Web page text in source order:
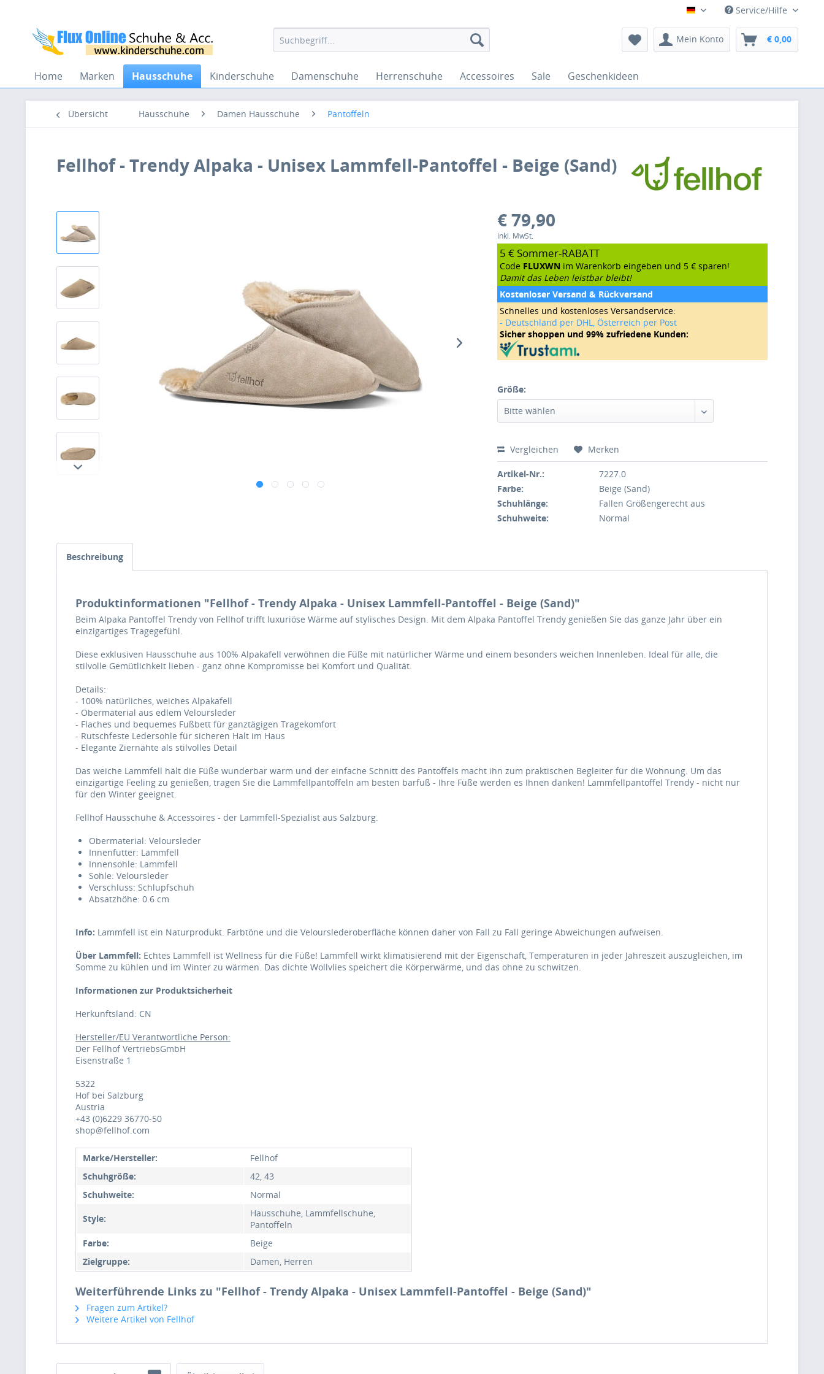
Deutsch Service/Hilfe
Mein Konto € 0,00
Home Marken Hausschuhe Kinderschuhe Damenschuhe Herrenschuhe Accessoires Sale Geschenkideen
Übersicht Hausschuhe Damen Hausschuhe Pantoffeln
Fellhof - Trendy Alpaka - Unisex Lammfell-Pantoffel - Beige (Sand)
€ 79,90
inkl. MwSt.
5 € Sommer-RABATT
Code FLUXWN im Warenkorb eingeben und 5 € sparen!
Damit das Leben leistbar bleibt!
Kostenloser Versand & Rückversand
Schnelles und kostenloses Versandservice:
- Deutschland per DHL, Österreich per Post
Sicher shoppen und 99% zufriedene Kunden:
Größe:
Vergleichen Merken
Artikel-Nr.:
7227.0
Farbe:
Beige (Sand)
Schuhlänge:
Fallen Größengerecht aus
Schuhweite:
Normal
Beschreibung
Produktinformationen "Fellhof - Trendy Alpaka - Unisex Lammfell-Pantoffel - Beige (Sand)"
Beim Alpaka Pantoffel Trendy von Fellhof trifft luxuriöse Wärme auf stylisches Design. Mit dem Alpaka Pantoffel Trendy genießen Sie das ganze Jahr über ein
einzigartiges Tragegefühl.
Diese exklusiven Hausschuhe aus 100% Alpakafell verwöhnen die Füße mit natürlicher Wärme und einem besonders weichen Innenleben. Ideal für alle, die
stilvolle Gemütlichkeit lieben - ganz ohne Kompromisse bei Komfort und Qualität.
Details:
- 100% natürliches, weiches Alpakafell
- Obermaterial aus edlem Veloursleder
- Flaches und bequemes Fußbett für ganztägigen Tragekomfort
- Rutschfeste Ledersohle für sicheren Halt im Haus
- Elegante Ziernähte als stilvolles Detail
Das weiche Lammfell hält die Füße wunderbar warm und der einfache Schnitt des Pantoffels macht ihn zum praktischen Begleiter für die Wohnung. Um das
einzigartige Feeling zu genießen, tragen Sie die Lammfellpantoffeln am besten barfuß - Ihre Füße werden es Ihnen danken! Lammfellpantoffel Trendy - nicht nur
für den Winter geeignet.
Fellhof Hausschuhe & Accessoires - der Lammfell-Spezialist aus Salzburg.
Obermaterial: Veloursleder
Innenfutter: Lammfell
Innensohle: Lammfell
Sohle: Veloursleder
Verschluss: Schlupfschuh
Absatzhöhe: 0.6 cm
Info: Lammfell ist ein Naturprodukt. Farbtöne und die Velourslederoberfläche können daher von Fall zu Fall geringe Abweichungen aufweisen.
Über Lammfell: Echtes Lammfell ist Wellness für die Füße! Lammfell wirkt klimatisierend mit der Eigenschaft, Temperaturen in jeder Jahreszeit auszugleichen, im
Somme zu kühlen und im Winter zu wärmen. Das dichte Wollvlies speichert die Körperwärme, und das ohne zu schwitzen.
Informationen zur Produktsicherheit
Herkunftsland: CN
Hersteller/EU Verantwortliche Person:
Der Fellhof VertriebsGmbH
Eisenstraße 1
5322
Hof bei Salzburg
Austria
+43 (0)6229 36770-50
shop@fellhof.com
Marke/Hersteller:
Fellhof
Schuhgröße:
42, 43
Schuhweite:
Normal
Style:
Hausschuhe, Lammfellschuhe,
Pantoffeln
Farbe:
Beige
Zielgruppe:
Damen, Herren
Weiterführende Links zu "Fellhof - Trendy Alpaka - Unisex Lammfell-Pantoffel - Beige (Sand)"
Fragen zum Artikel?
Weitere Artikel von Fellhof